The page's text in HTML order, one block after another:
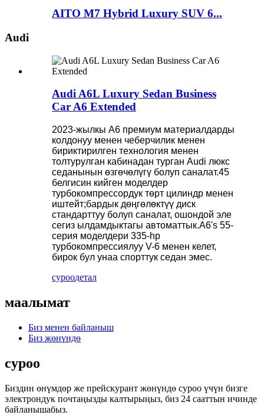
AITO M7 Hybrid Luxury SUV 6...
Audi
Audi A6L Luxury Sedan Business
Car A6 Extended
2023-жылкы A6 премиум материалдарды
колдонуу менен чеберчилик менен
бириктирилген технология менен
толтурулган кабинадан турган Audi люкс
седанынын өзгөчөлүгү болуп саналат.45
белгисин кийген моделдер
турбокомпрессордук төрт цилиндр менен
иштейт;бардык дөңгөлөктүү диск
стандарттуу болуп саналат, ошондой эле
сегиз ылдамдыктагы автоматтык.A6's 55-
серия моделдери 335-hp
турбокомпрессиялуу V-6 менен келет,
бирок бул унаа спорттук седан эмес.
суроодетал
маалымат
Биз менен байланыш
Биз жөнүндө
суроо
Биздин өнүмдөр же прейскурант жөнүндө суроо үчүн бизге
электрондук почтаңызды калтырыңыз, биз 24 сааттын ичинде
байланышабыз.